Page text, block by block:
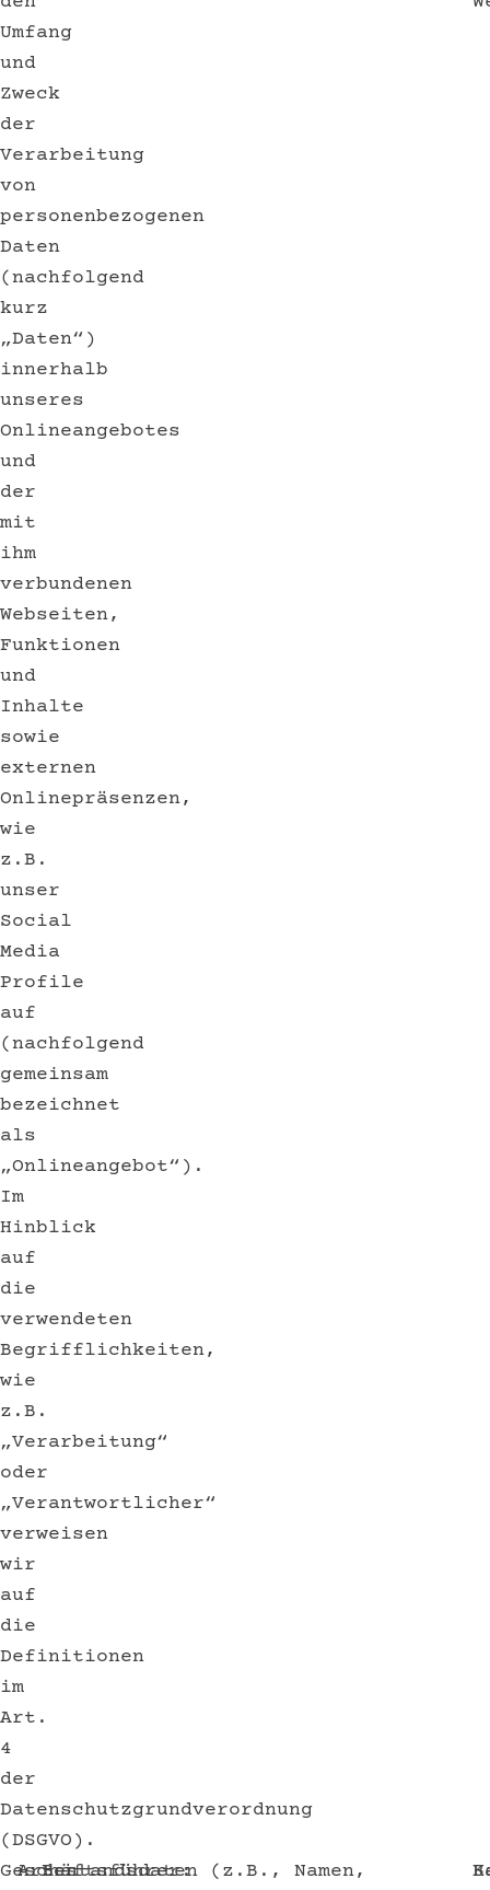
Umfang
und
Zweck
der
Verarbeitung
von
personenbezogenen
Daten
(nachfolgend
kurz
„Daten“)
innerhalb
unseres
Onlineangebotes
und
der
mit
ihm
verbundenen
Webseiten,
Funktionen
und
Inhalte
sowie
externen
Onlinepräsenzen,
wie
z.B.
unser
Social
Media
Profile
auf
(nachfolgend
gemeinsam
bezeichnet
als
„Onlineangebot“).
Im
Hinblick
auf
die
verwendeten
Begrifflichkeiten,
wie
z.B.
„Verarbeitung“
oder
„Verantwortlicher“
verweisen
wir
auf
die
Definitionen
im
Art.
4
der
Datenschutzgrundverordnung
(DSGVO).
Geschäftsführer:
Arten
– Bestandsdaten (z.B., Namen,